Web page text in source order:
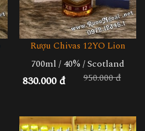
Rượu Chivas 12YO Lion
700ml / 40% / Scotland
950.000 đ
830.000 đ